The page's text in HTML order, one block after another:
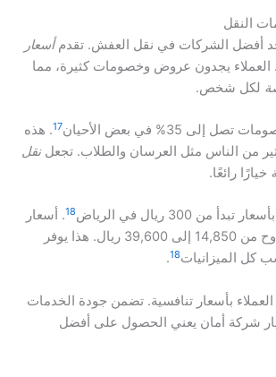
النقل
أفضل الشركات في نقل العفش. تقدمأسعار
العملاء يجدون عروض وخصومات كثيرة، مما
لكل شخص.
35% في بعض الأحيان 17. هذه
من الناس مثل العرسان والطلاب. تجعلنقل
خيارًا رائعًا.
300 ريال في الرياض 18. أسعار
نقل غرف النوم تتراوح من 14,850 إلى 39,600 ريال. هذا يوفر
كل الميزانيات18
.
بأسعار تنافسية. تضمن جودة الخدمات
شركة أمان يعني الحصول على أفضل